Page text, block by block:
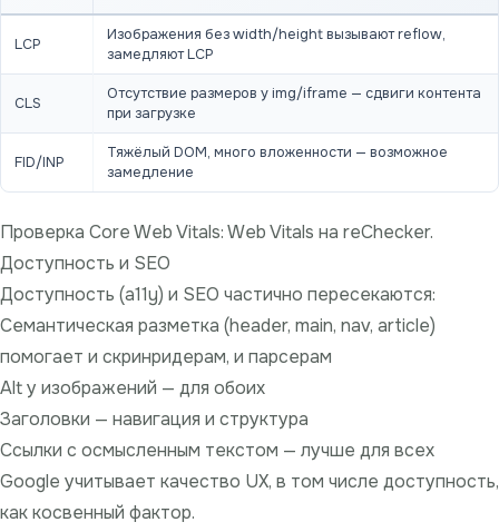
LCP
Изображения без width/height вызывают reflow,
замедляют LCP
CLS
Отсутствие размеров у img/iframe — сдвиги контента
при загрузке
FID/INP
Тяжёлый DOM, много вложенности — возможное
замедление
Проверка Core Web Vitals:Web Vitals на reChecker.
Доступность и SEO
Доступность (a11y) и SEO частично пересекаются:
Семантическая разметка (header, main, nav, article)
помогает и скринридерам, и парсерам
Alt у изображений — для обоих
Заголовки — навигация и структура
Ссылки с осмысленным текстом — лучше для всех
Google учитывает качество UX, в том числе доступность,
как косвенный фактор.